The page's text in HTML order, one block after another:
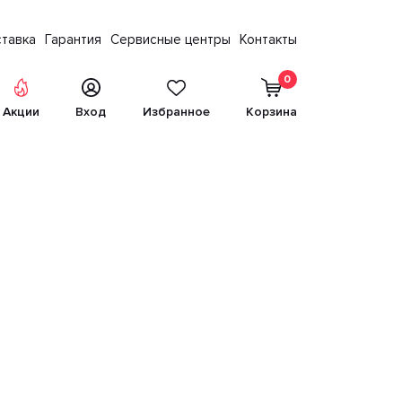
Гарантия Сервисные центры Контакты
Акции Вход Избранное
0
Корзина